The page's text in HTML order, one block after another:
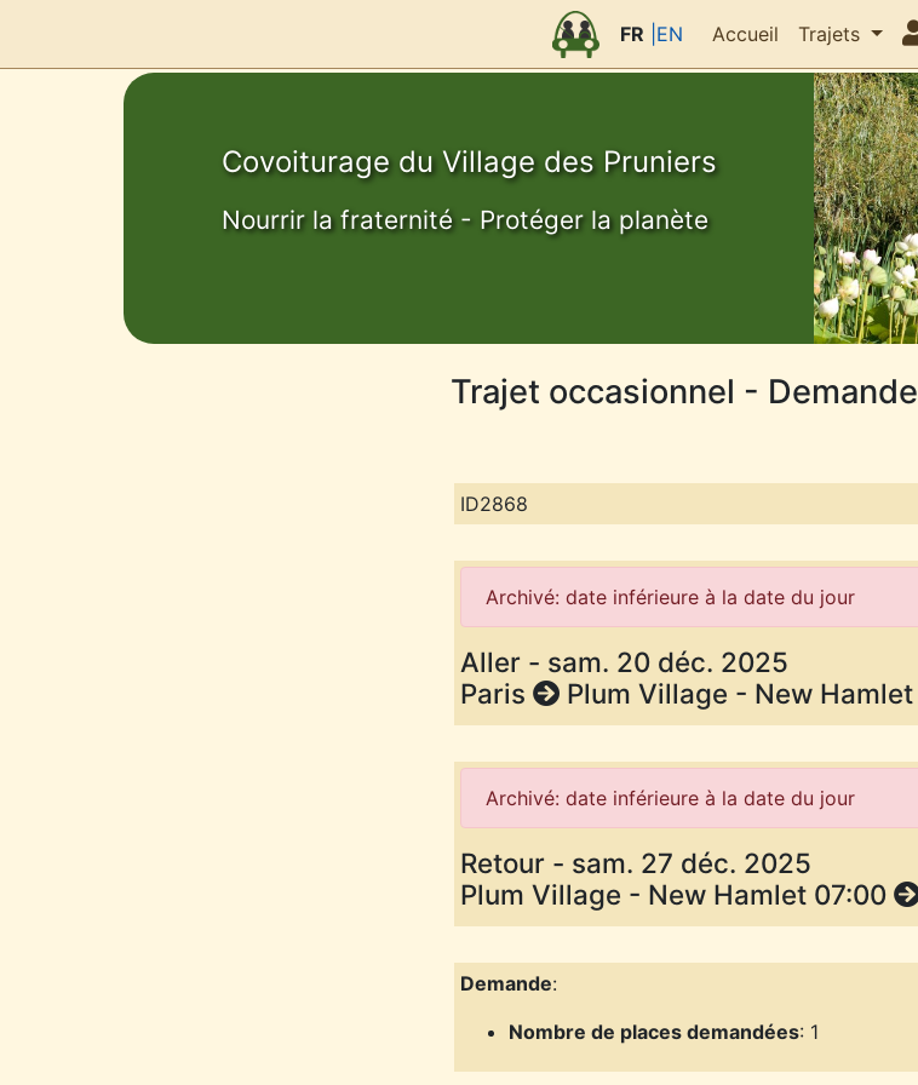
FR |EN Accueil Trajets
Covoiturage du Village des Pruniers
Nourrir la fraternité - Protéger la planète
Trajet occasionnel - Demande
ID2868
Archivé: date inférieure à la date du jour
Aller - sam. 20 déc. 2025
Paris
Plum Village - New Hamlet
Archivé: date inférieure à la date du jour
Retour - sam. 27 déc. 2025
Plum Village - New Hamlet 07:00
Demande:
Nombre de places demandées: 1